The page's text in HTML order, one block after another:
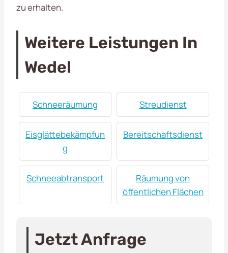
zu erhalten.
Weitere Leistungen In
Wedel
Schneeräumung Streudienst
Eisglättebekämpfun
g
Bereitschaftsdienst
Schneeabtransport
Räumung von
öffentlichen Flächen
Jetzt Anfrage